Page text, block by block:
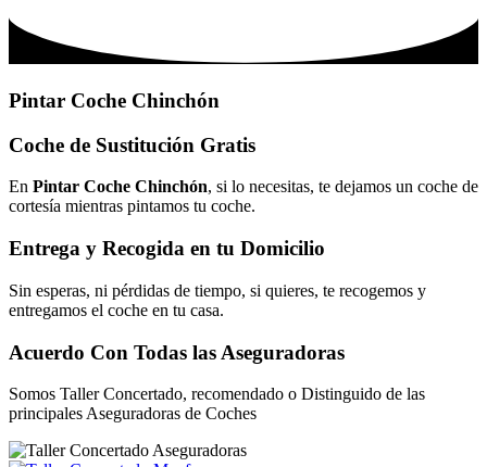
Pintar Coche Chinchón
Coche de Sustitución Gratis
En Pintar Coche Chinchón, si lo necesitas, te dejamos un coche de
cortesía mientras pintamos tu coche.
Entrega y Recogida en tu Domicilio
Sin esperas, ni pérdidas de tiempo, si quieres, te recogemos y
entregamos el coche en tu casa.
Acuerdo Con Todas las Aseguradoras
Somos Taller Concertado, recomendado o Distinguido de las
principales Aseguradoras de Coches